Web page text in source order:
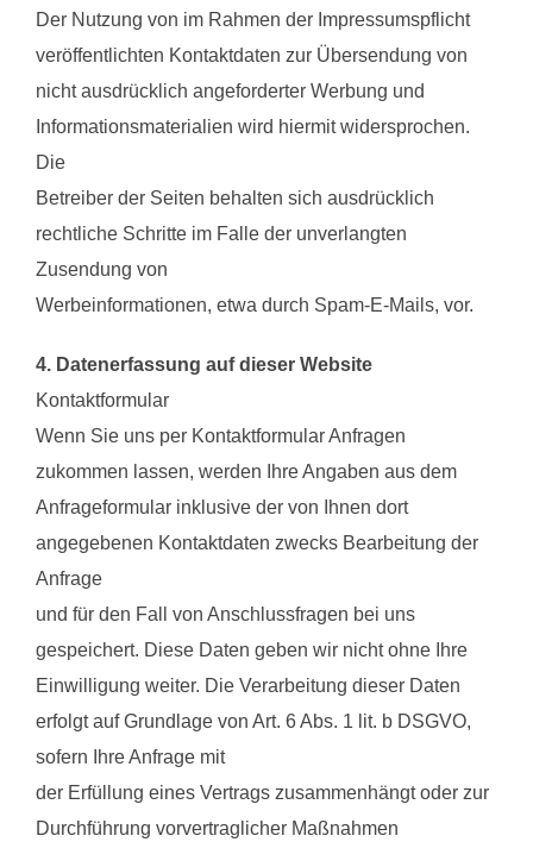
Der Nutzung von im Rahmen der Impressumspflicht
veröffentlichten Kontaktdaten zur Übersendung von
nicht ausdrücklich angeforderter Werbung und
Informationsmaterialien wird hiermit widersprochen.
Die
Betreiber der Seiten behalten sich ausdrücklich
rechtliche Schritte im Falle der unverlangten
Zusendung von
Werbeinformationen, etwa durch Spam-E-Mails, vor.
4. Datenerfassung auf dieser Website
Kontaktformular
Wenn Sie uns per Kontaktformular Anfragen
zukommen lassen, werden Ihre Angaben aus dem
Anfrageformular inklusive der von Ihnen dort
angegebenen Kontaktdaten zwecks Bearbeitung der
Anfrage
und für den Fall von Anschlussfragen bei uns
gespeichert. Diese Daten geben wir nicht ohne Ihre
Einwilligung weiter. Die Verarbeitung dieser Daten
erfolgt auf Grundlage von Art. 6 Abs. 1 lit. b DSGVO,
sofern Ihre Anfrage mit
der Erfüllung eines Vertrags zusammenhängt oder zur
Durchführung vorvertraglicher Maßnahmen